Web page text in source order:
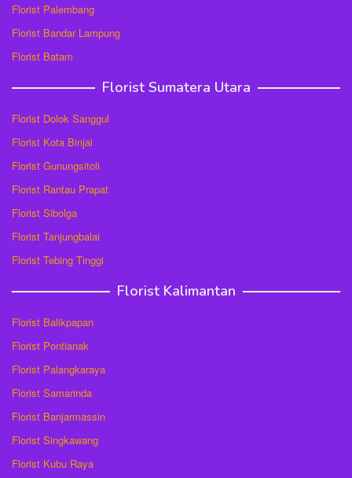
Florist Palembang
Florist Bandar Lampung
Florist Batam
Florist Sumatera Utara
Florist Dolok Sanggul
Florist Kota Binjai
Florist Gunungsitoli
Florist Rantau Prapat
Florist Sibolga
Florist Tanjungbalai
Florist Tebing Tinggi
Florist Kalimantan
Florist Balikpapan
Florist Pontianak
Florist Palangkaraya
Florist Samarinda
Florist Banjarmassin
Florist Singkawang
Florist Kubu Raya